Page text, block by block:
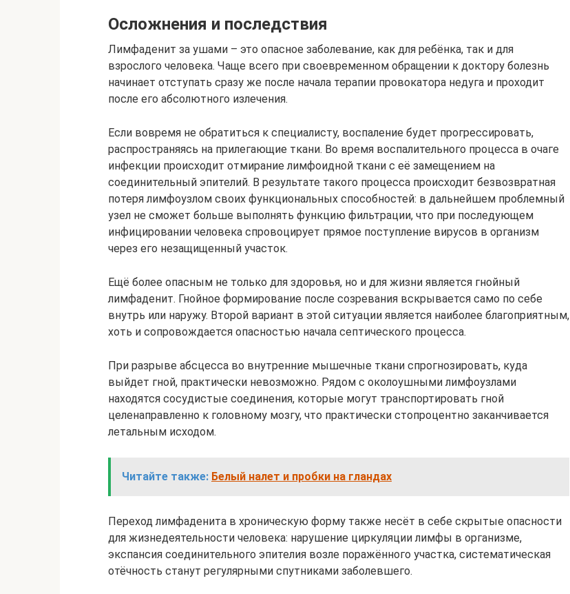
Осложнения и последствия
Лимфаденит за ушами – это опасное заболевание, как для ребёнка, так и для
взрослого человека. Чаще всего при своевременном обращении к доктору болезнь
начинает отступать сразу же после начала терапии провокатора недуга и проходит
после его абсолютного излечения.
Если вовремя не обратиться к специалисту, воспаление будет прогрессировать,
распространяясь на прилегающие ткани. Во время воспалительного процесса в очаге
инфекции происходит отмирание лимфоидной ткани с её замещением на
соединительный эпителий. В результате такого процесса происходит безвозвратная
потеря лимфоузлом своих функциональных способностей: в дальнейшем проблемный
узел не сможет больше выполнять функцию фильтрации, что при последующем
инфицировании человека спровоцирует прямое поступление вирусов в организм
через его незащищенный участок.
Ещё более опасным не только для здоровья, но и для жизни является гнойный
лимфаденит. Гнойное формирование после созревания вскрывается само по себе
внутрь или наружу. Второй вариант в этой ситуации является наиболее благоприятным,
хоть и сопровождается опасностью начала септического процесса.
При разрыве абсцесса во внутренние мышечные ткани спрогнозировать, куда
выйдет гной, практически невозможно. Рядом с околоушными лимфоузлами
находятся сосудистые соединения, которые могут транспортировать гной
целенаправленно к головному мозгу, что практически стопроцентно заканчивается
летальным исходом.
Читайте также: Белый налет и пробки на гландах
Переход лимфаденита в хроническую форму также несёт в себе скрытые опасности
для жизнедеятельности человека: нарушение циркуляции лимфы в организме,
экспансия соединительного эпителия возле поражённого участка, систематическая
отёчность станут регулярными спутниками заболевшего.